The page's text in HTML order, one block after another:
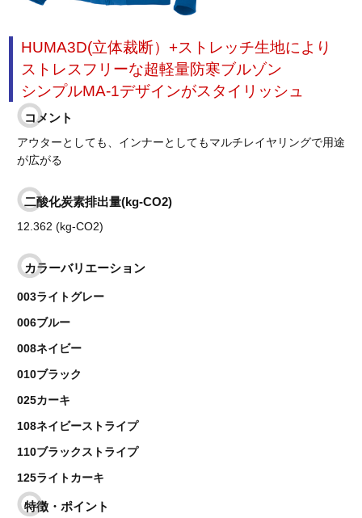
HUMA3D(立体裁断）+ストレッチ生地により
ストレスフリーな超軽量防寒ブルゾン
シンプルMA-1デザインがスタイリッシュ
コメント
アウターとしても、インナーとしてもマルチレイヤリングで用途
が広がる
二酸化炭素排出量(kg-CO2)
12.362 (kg-CO2)
カラーバリエーション
003ライトグレー
006ブルー
008ネイビー
010ブラック
025カーキ
108ネイビーストライプ
110ブラックストライプ
125ライトカーキ
特徴・ポイント